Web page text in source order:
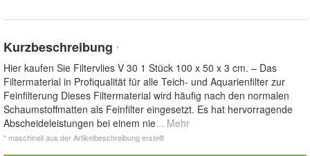
Kurzbeschreibung *
Hier kaufen Sie Filtervlies V 30 1 Stück 100 x 50 x 3 cm. – Das
Filtermaterial in Profiqualität für alle Teich- und Aquarienfilter zur
Feinfilterung Dieses Filtermaterial wird häufig nach den normalen
Schaumstoffmatten als Feinfilter eingesetzt. Es hat hervorragende
Abscheideleistungen bei einem nie... Mehr
* maschinell aus der Artikelbeschreibung erstellt